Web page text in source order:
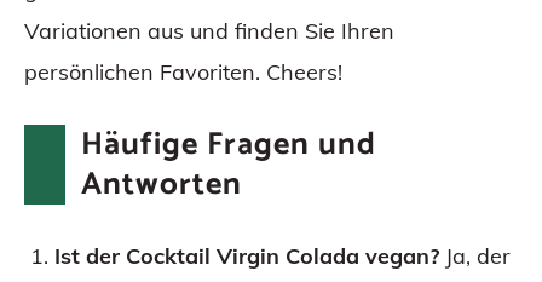
Variationen aus und finden Sie Ihren
persönlichen Favoriten. Cheers!
Häufige Fragen und
Antworten
Ist der Cocktail Virgin Colada vegan? Ja, der